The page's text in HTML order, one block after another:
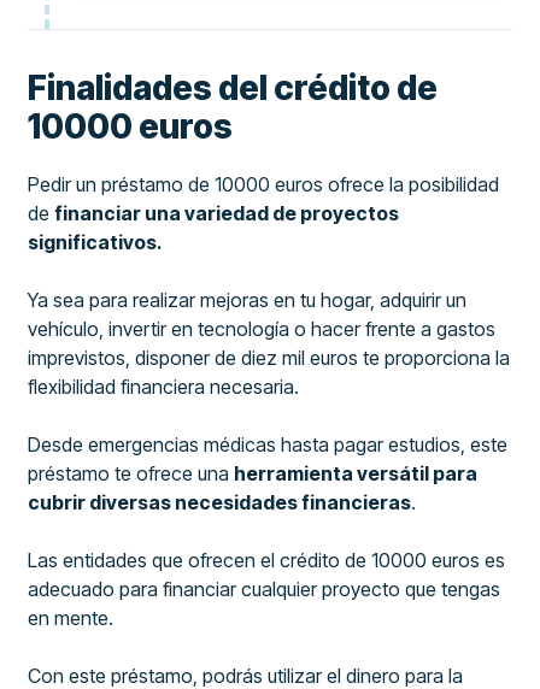
Finalidades del crédito de
10000 euros
Pedir un préstamo de 10000 euros ofrece la posibilidad
definanciar una variedad de proyectos
significativos.
Ya sea para realizar mejoras en tu hogar, adquirir un
vehículo, invertir en tecnología o hacer frente a gastos
imprevistos, disponer de diez mil euros te proporciona la
flexibilidad financiera necesaria.
Desde emergencias médicas hasta pagar estudios, este
préstamo te ofrece una herramienta versátil para
cubrir diversas necesidades financieras.
Las entidades que ofrecen el crédito de 10000 euros es
adecuado para financiar cualquier proyecto que tengas
en mente.
Con este préstamo, podrás utilizar el dinero para la